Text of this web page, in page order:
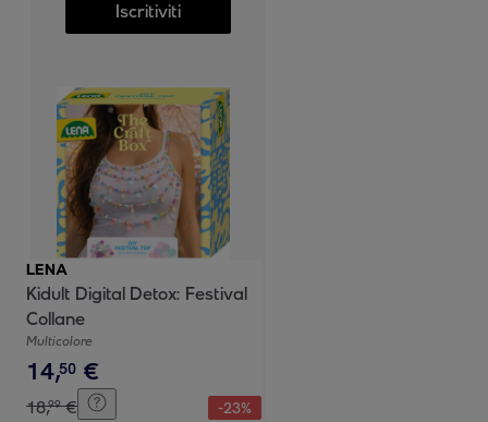
Iscritiviti
LENA
Kidult Digital Detox: Festival
Collane
Multicolore
14,50 €
18,99 € -23%